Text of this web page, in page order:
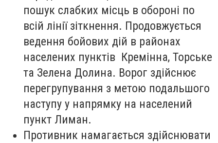
пошук слабких місць в обороні по
всій лінії зіткнення. Продовжується
ведення бойових дій в районах
населених пунктів Кремінна, Торське
та Зелена Долина. Ворог здійснює
перегрупування з метою подальшого
наступу у напрямку на населений
пункт Лиман.
Противник намагається здійснювати